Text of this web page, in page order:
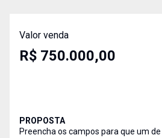
Valor venda
R$ 750.000,00
PROPOSTA
Preencha os campos para que um